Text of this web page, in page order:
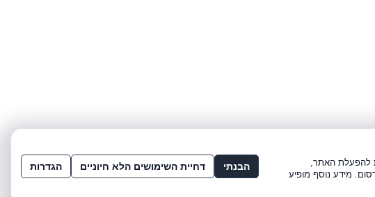
עמוד ראשי
סופר פרייס
מופעים מומלצים
להפעלת האתר,
מידע נוסף מופיע
הבנתי דחיית השימושים הלא חיוניים הגדרות